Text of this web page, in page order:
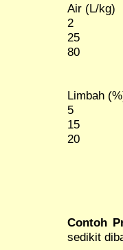
Air (L/kg)
2
25
80
Limbah
5
15
20
Contoh
sedikit